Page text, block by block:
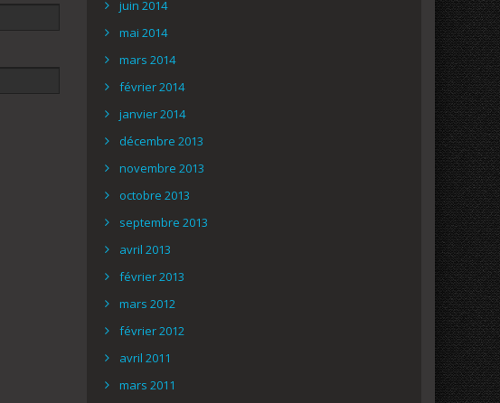
juin 2014
mai 2014
mars 2014
février 2014
janvier 2014
décembre 2013
novembre 2013
octobre 2013
septembre 2013
avril 2013
février 2013
mars 2012
février 2012
avril 2011
mars 2011